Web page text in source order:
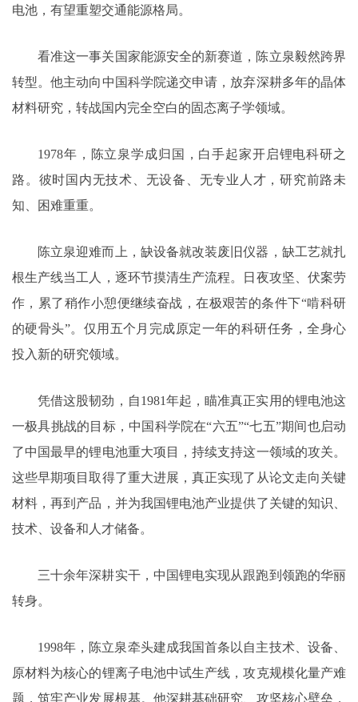
电池，有望重塑交通能源格局。
看准这一事关国家能源安全的新赛道，陈立泉毅然跨界
转型。他主动向中国科学院递交申请，放弃深耕多年的晶体
材料研究，转战国内完全空白的固态离子学领域。
1978年，陈立泉学成归国，白手起家开启锂电科研之
路。彼时国内无技术、无设备、无专业人才，研究前路未
知、困难重重。
陈立泉迎难而上，缺设备就改装废旧仪器，缺工艺就扎
根生产线当工人，逐环节摸清生产流程。日夜攻坚、伏案劳
作，累了稍作小憩便继续奋战，在极艰苦的条件下“啃科研
的硬骨头”。仅用五个月完成原定一年的科研任务，全身心
投入新的研究领域。
凭借这股韧劲，自1981年起，瞄准真正实用的锂电池这
一极具挑战的目标，中国科学院在“六五”“七五”期间也启动
了中国最早的锂电池重大项目，持续支持这一领域的攻关。
这些早期项目取得了重大进展，真正实现了从论文走向关键
材料，再到产品，并为我国锂电池产业提供了关键的知识、
技术、设备和人才储备。
三十余年深耕实干，中国锂电实现从跟跑到领跑的华丽
转身。
1998年，陈立泉牵头建成我国首条以自主技术、设备、
原材料为核心的锂离子电池中试生产线，攻克规模化量产难
题，筑牢产业发展根基。他深耕基础研究、攻坚核心壁垒，